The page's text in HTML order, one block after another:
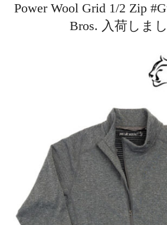
Power Wool Grid 1/2 Zip
Bros. 入荷しまし